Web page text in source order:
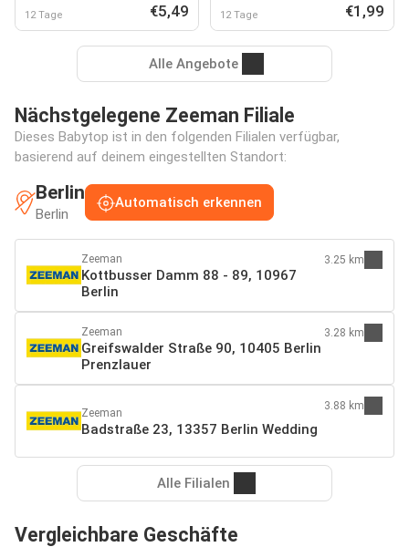
12 Tage €5,49 12 Tage €1,99
Alle Angebote
Nächstgelegene Zeeman Filiale
Dieses Babytop ist in den folgenden Filialen verfügbar,
basierend auf deinem eingestellten Standort:
Berlin
Berlin
Automatisch erkennen
Zeeman
Kottbusser Damm 88 - 89, 10967
Berlin
3.25 km
Zeeman
Greifswalder Straße 90, 10405 Berlin
Prenzlauer
3.28 km
Zeeman
Badstraße 23, 13357 Berlin Wedding
3.88 km
Alle Filialen
Vergleichbare Geschäfte